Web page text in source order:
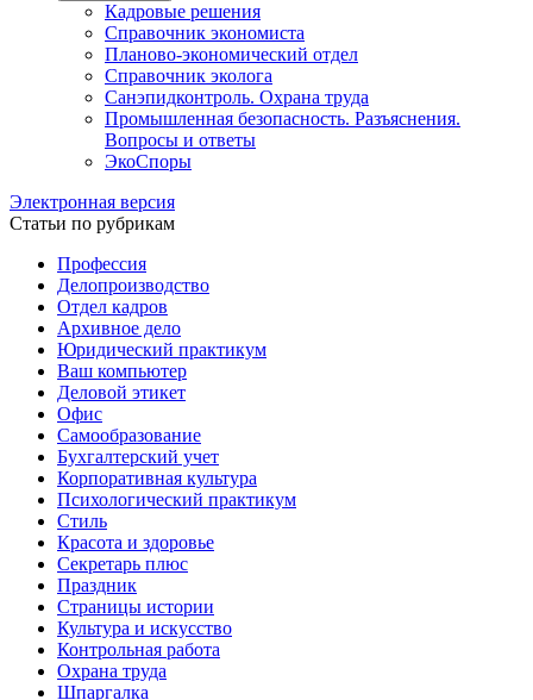
Кадровые решения
Справочник экономиста
Планово-экономический отдел
Справочник эколога
Санэпидконтроль. Охрана труда
Промышленная безопасность. Разъяснения.
Вопросы и ответы
ЭкоСпоры
Электронная версия
Статьи по рубрикам
Профессия
Делопроизводство
Отдел кадров
Архивное дело
Юридический практикум
Ваш компьютер
Деловой этикет
Офис
Самообразование
Бухгалтерский учет
Корпоративная культура
Психологический практикум
Стиль
Красота и здоровье
Секретарь плюс
Праздник
Страницы истории
Культура и искусство
Контрольная работа
Охрана труда
Шпаргалка